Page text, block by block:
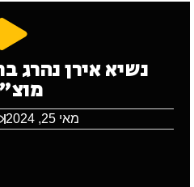
נשיא אירן נהרג
מאי 25, 2024